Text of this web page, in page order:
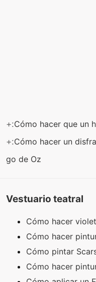
+:Cómo hacer que un
+:Cómo hacer un
go de Oz
Vestuario teatral
Cómo hacer
Cómo hacer
Cómo pintar
Cómo hacer